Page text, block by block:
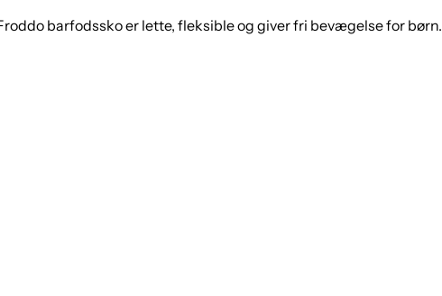
barfodssko er lette, fleksible og giver fri bevægelse for børn.